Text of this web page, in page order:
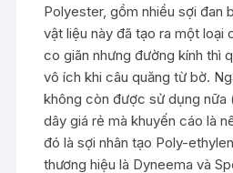
Polyester, gồm nhiều sợi đan
vật liệu này đã tạo ra một loại
co giãn nhưng đường kính thì
vô ích khi câu quăng từ bờ.
không còn được sử dụng nữa
dây giá rẻ mà khuyến cáo là
đó là sợi nhân tạo Poly-
thương hiệu là Dyneema và